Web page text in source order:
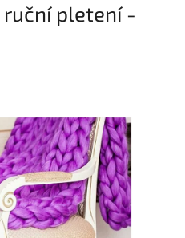
pletení -